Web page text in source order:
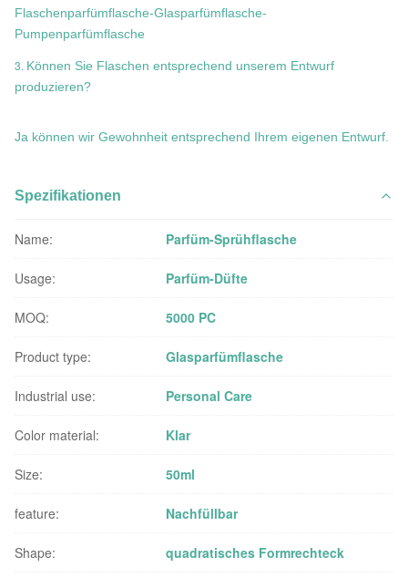
Flaschenparfümflasche-Glasparfümflasche-
Pumpenparfümflasche
3. Können Sie Flaschen entsprechend unserem Entwurf
produzieren?
Ja können wir Gewohnheit entsprechend Ihrem eigenen Entwurf.
Spezifikationen
Name: Parfüm-Sprühflasche
Usage: Parfüm-Düfte
MOQ: 5000 PC
Product type: Glasparfümflasche
Industrial use: Personal Care
Color material: Klar
Size: 50ml
feature: Nachfüllbar
Shape: quadratisches Formrechteck